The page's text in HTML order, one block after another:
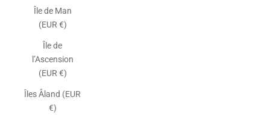
Île de Man
(EUR €)
Île de
l’Ascension
(EUR €)
Îles Åland (EUR
€)